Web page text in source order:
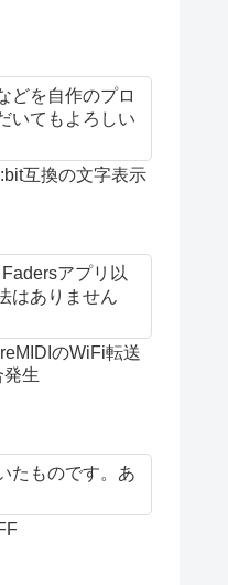
どを自作のプロ
いてもよろしい
互換の文字表示
アプリ以
はありません
のWiFi転送
発生
たものです。あ